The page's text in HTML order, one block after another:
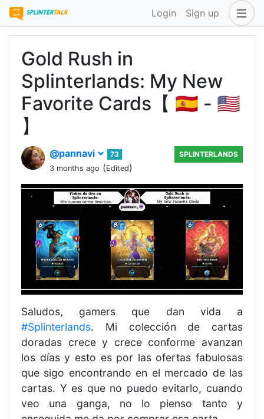
Login Sign up
Gold Rush in
Splinterlands: My New
Favorite Cards【 🇪🇸 - 🇺🇸
】
@pannavi
73
3 months ago (Edited)
SPLINTERLANDS
Saludos, gamers que dan vida a
#Splinterlands. Mi colección de cartas
doradas crece y crece conforme avanzan
los días y esto es por las ofertas fabulosas
que sigo encontrando en el mercado de las
cartas. Y es que no puedo evitarlo, cuando
veo una ganga, no lo pienso tanto y